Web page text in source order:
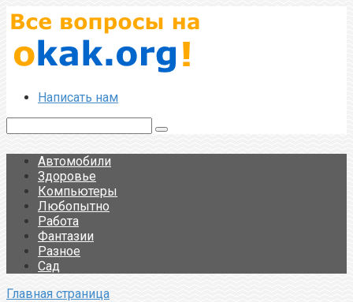
Перейти
к
контенту
Написать нам
Автомобили
Здоровье
Компьютеры
Любопытно
Работа
Фантазии
Разное
Сад
Главная страница